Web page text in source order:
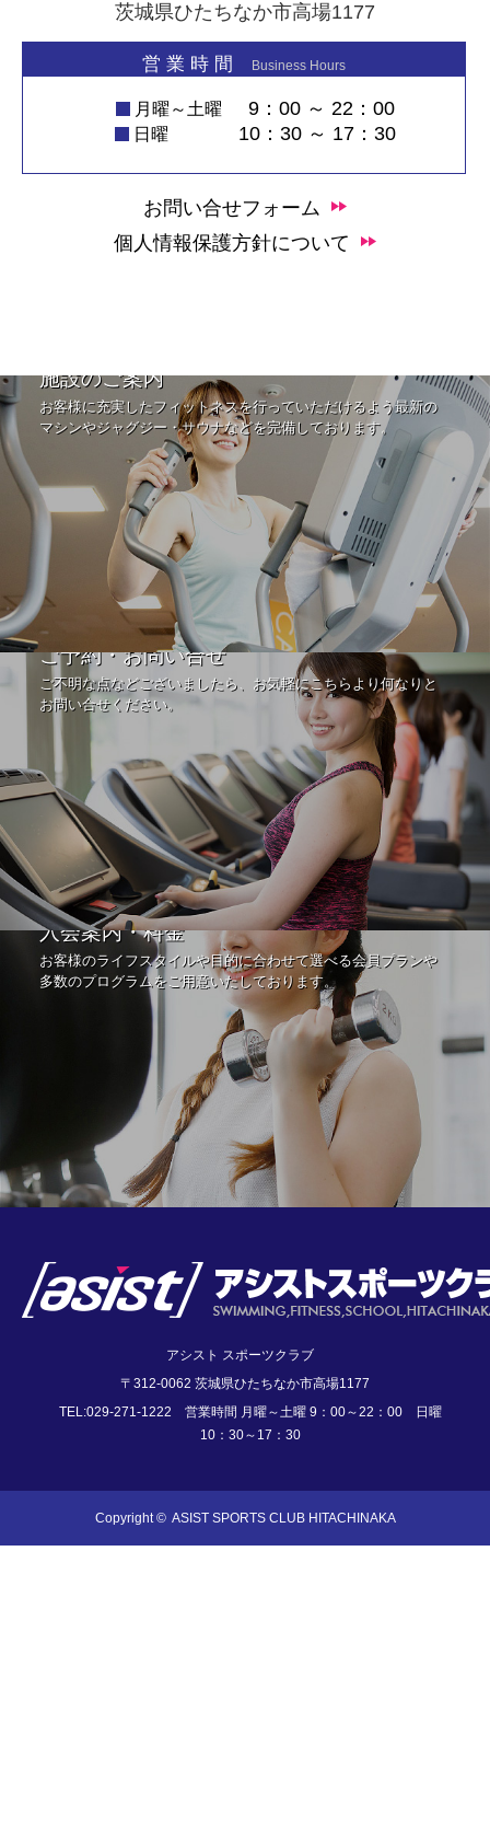
茨城県ひたちなか市高場1177
営 業 時 間 Business Hours
月曜～土曜 9：00 ～ 22：00
日曜 10：30 ～ 17：30
お問い合せフォーム
個人情報保護方針について
施設のご案内
お客様に充実したフィットネスを行っていただけるよう最新の
マシンやジャグジー・サウナなどを完備しております。
ご予約・お問い合せ
ご不明な点などございましたら、お気軽にこちらより何なりと
お問い合せください。
入会案内・料金
お客様のライフスタイルや目的に合わせて選べる会員プランや
多数のプログラムをご用意いたしております。
アシスト スポーツクラブ
〒312-0062 茨城県ひたちなか市高場1177
TEL:029-271-1222 営業時間 月曜～土曜 9：00～22：00 日曜
10：30～17：30
Copyright © ASIST SPORTS CLUB HITACHINAKA